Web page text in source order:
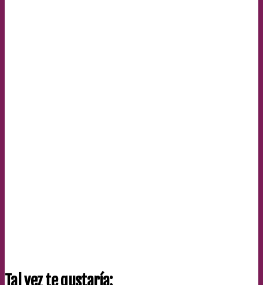
Tal vez te gustaría: